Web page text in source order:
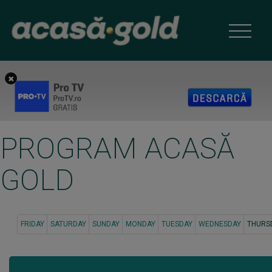
PROGRAM ACASĂ
GOLD
FRIDAY SATURDAY SUNDAY MONDAY TUESDAY WEDNESDAY